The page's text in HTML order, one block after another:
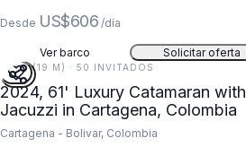
Desde US$606 /día
Ver barco Solicitar oferta
61 FT (19 M) · 50 INVITADOS
2024, 61' Luxury Catamaran with
Jacuzzi in Cartagena, Colombia
Cartagena - Bolivar, Colombia